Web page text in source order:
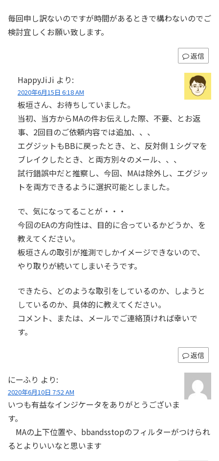
毎回申し訳ないのですが時間があるときで構わないのでご
検討宜しくお願い致します。
返信
HappyJiJi より:
2020年6月15日 6:18 AM
板垣さん、お待ちしていました。
当初、当方からMAの件お伝えした際、不要、とお返
事、2回目のご依頼内容では追加、、、
エグジットもBBに戻ったとき、と、反対側１シグマを
ブレイクしたとき、と両方別々のメール、、、
試行錯誤中だと推察し、今回、MAは除外し、エグジッ
トを両方できるように選択可能としました。
で、気になってることが・・・
今回のEAの方向性は、目的に合っているかどうか、を
教えてください。
板垣さんの取引が推測でしかイメージできないので、
やり取りが続いてしまいそうです。
できたら、どのような取引をしているのか、しようと
しているのか、具体的に教えてください。
コメント、または、メールでご連絡頂ければ幸いで
す。
返信
にーふり より:
2020年6月10日 7:52 AM
いつも有益なインジケータをありがとうございま
す。
MAの上下位置や、bbandsstopのフィルターがつけられ
るとよりいいなと思います